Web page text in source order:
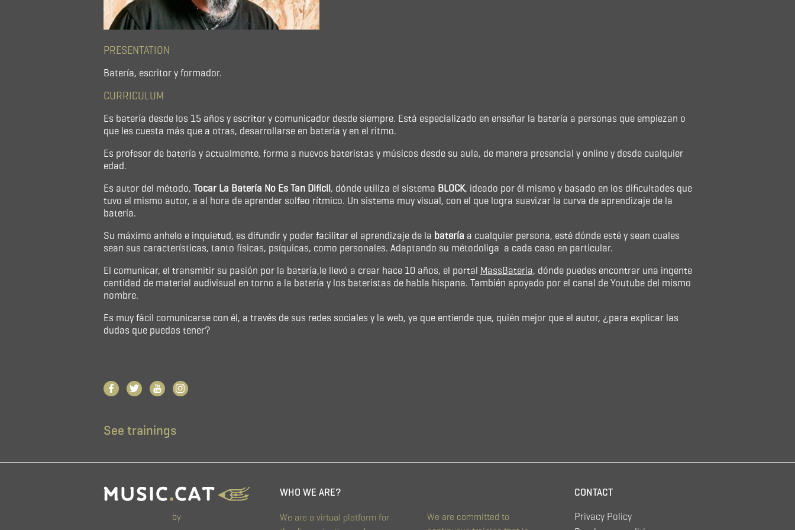
PRESENTATION
Batería, escritor y formador.
CURRICULUM
Es batería desde los 15 años y escritor y comunicador desde siempre. Está especializado en enseñar la batería a personas que empiezan o
que les cuesta más que a otras, desarrollarse en batería y en el ritmo.
Es profesor de batería y actualmente, forma a nuevos bateristas y músicos desde su aula, de manera presencial y online y desde cualquier
edad.
Es autor del método, Tocar La Batería No Es Tan Difícil, dónde utiliza el sistema BLOCK, ideado por él mismo y basado en los dificultades que
tuvo el mismo autor, a al hora de aprender solfeo rítmico. Un sistema muy visual, con el que logra suavizar la curva de aprendizaje de la
batería.
Su máximo anhelo e inquietud, es difundir y poder facilitar el aprendizaje de la batería a cualquier persona, esté dónde esté y sean cuales
sean sus características, tanto físicas, psíquicas, como personales. Adaptando su métodoliga a cada caso en particular.
El comunicar, el transmitir su pasión por la batería,le llevó a crear hace 10 años, el portal MassBateria, dónde puedes encontrar una ingente
cantidad de material audivisual en torno a la batería y los bateristas de habla hispana. También apoyado por el canal de Youtube del mismo
nombre.
Es muy fácil comunicarse con él, a través de sus redes sociales y la web, ya que entiende que, quién mejor que el autor, ¿para explicar las
dudas que puedas tener?
See trainings
by
WHO WE ARE?
We are a virtual platform for
We are committed to
CONTACT
Privacy Policy